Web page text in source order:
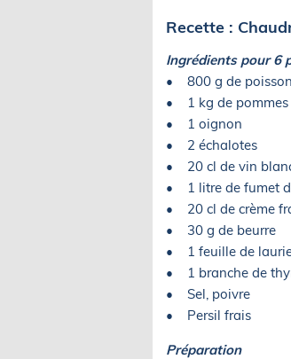
Recette :
Ingrédients pour 6
• 800 g de
• 1 kg de pommes
• 1 oignon
• 2 échalotes
• 20 cl de vin
• 1 litre de fumet
• 20 cl de crème
• 30 g de beurre
• 1 feuille de
• 1 branche de
• Sel, poivre
• Persil frais
Préparation